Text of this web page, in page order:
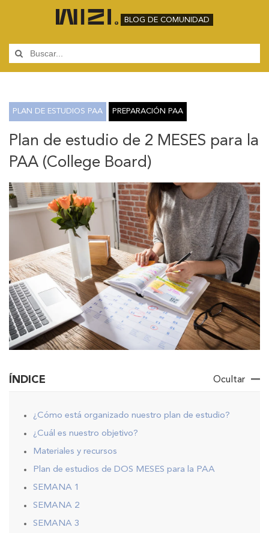
BLOG DE COMUNIDAD
PLAN DE ESTUDIOS PAA PREPARACIÓN PAA
Plan de estudio de 2 MESES para la
PAA (College Board)
ÍNDICE Ocultar
¿Cómo está organizado nuestro plan de estudio?
¿Cuál es nuestro objetivo?
Materiales y recursos
Plan de estudios de DOS MESES para la PAA
SEMANA 1
SEMANA 2
SEMANA 3